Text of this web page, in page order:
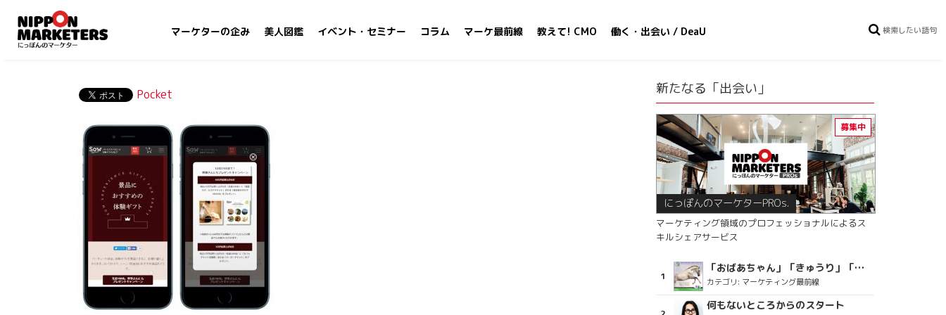
マーケターの企み 美人図鑑 イベント・セミナー コラム マーケ最前線 教えて! CMO 働く・出会い / DeaU
Pocket 新たなる「出会い」
にっぽんのマーケターPROs.
マーケティング領域のプロフェッショナルによるス
キルシェアサービス
「おばあちゃん」「きゅうり」「ディスコで踊るおじさん」をCM素材に使った、「気持ちよさ」が売りの意外な商品とは？
カテゴリ: マーケティング最前線
何もないところからのスタート